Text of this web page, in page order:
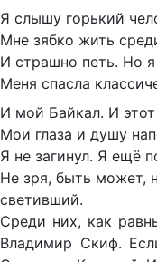
Я слышу горький
Мне зябко жить
И страшно петь. Но
Меня спасла
И мой Байкал. И
Мои глаза и душу
Я не загинул. Я ещё
Не зря, быть может,
светивший.
Среди них, как
Владимир Скиф.